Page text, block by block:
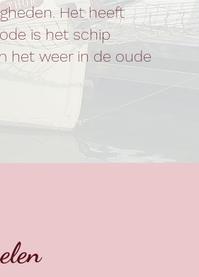
Het heeft
is het schip
het weer in de oude